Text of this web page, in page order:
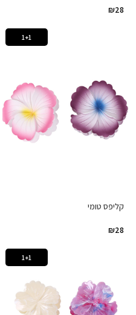
₪28
1+1
קליפס טומי
₪28
1+1